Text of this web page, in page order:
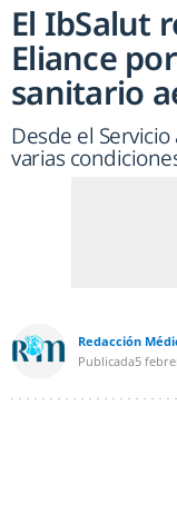
El IbSalut
Eliance
sanitario
Desde el
varias
Redacción
Publicada5